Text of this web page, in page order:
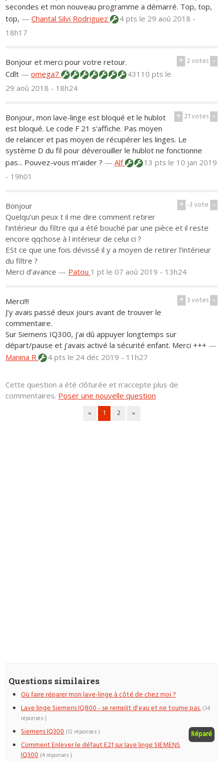
secondes et mon nouveau programme a démarré. Top, top,
top, —Chantal Silvi Rodriguez 4 ptsle 29 aoû 2018 -
18h17
+ 2votes -
Bonjour et merci pour votre retour.
Cdlt —omega7 43110 ptsle
29 aoû 2018 - 18h24
+ 21votes -
Bonjour, mon lave-linge est bloqué et le hublot
est bloqué. Le code F 21 s'affiche. Pas moyen
de relancer et pas moyen de récupérer les linges. Le
système D du fil pour déverouiller le hublot ne fonctionne
pas... Pouvez-vous m'aider ? —Alf 13 ptsle 10 jan 2019
- 19h01
+ -3vote -
Bonjour
Quelqu’un peux t il me dire comment retirer
l’intérieur du filtre qui a été bouché par une pièce et il reste
encore qqchose à l intérieur de celui ci ?
ESt ce que une fois dévissé il y a moyen de retirer l’intérieur
du filtre ?
Merci d’avance — Patou 1 ptle 07 aoû 2019 - 13h24
+ 3votes -
Merci!!!
J’y avais passé deux jours avant de trouver le
commentaire.
Sur Siemens IQ300, j’ai dû appuyer longtemps sur
départ/pause et j’avais activé la sécurité enfant. Merci +++ —
Manina R
4 ptsle 24 déc 2019 - 11h27
Cette question a été clôturée et n'accepte plus de
commentaires. Poser une nouvelle question
« 1 2 »
Questions similaires
Où faire réparer mon lave-linge à côté de chez moi ?
Lave linge Siemens IQ800 - se remplit d'eau et ne tourne pas. (34
réponses )
Siemens IQ300 Réparé
(12 réponses )
Comment Enlever le défaut E21 sur lave linge SIEMENS
IQ300 (4 réponses )